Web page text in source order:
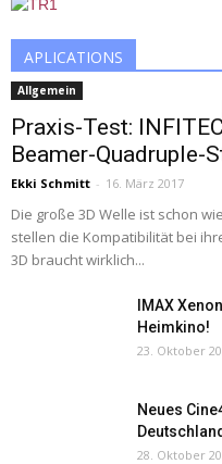
APLICATIONS
Allgemein
Praxis-Test:
Beamer-Quadruple-
Ekki Schmitt - 16. März 2017
Die große 3D Welle ist schon
stellen die Kompatibilität bei
3D braucht wirklich...
IMAX
Heimkino!
23. Oktober
Neues
28. Oktober